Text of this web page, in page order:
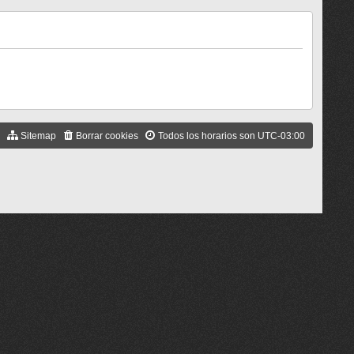
Todos los horarios son UTC-03:00
Borrar cookies
Sitemap